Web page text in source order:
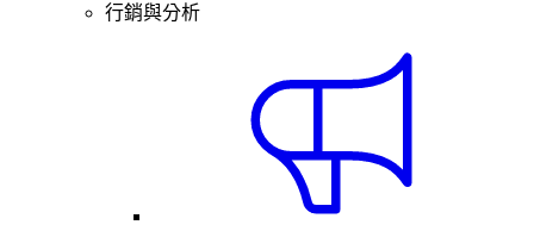
行銷與分析